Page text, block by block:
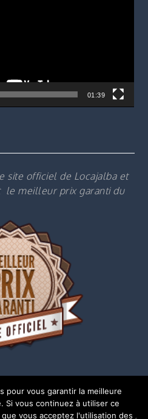
01:39
site officiel de Locajalba et
le meilleur prix garanti du
pour vous garantir la meilleure
Si vous continuez à utiliser ce
vous acceptez l'utilisation des